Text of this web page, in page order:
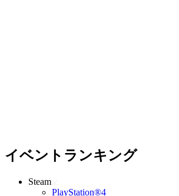
イベントランキング
Steam
PlayStation®4